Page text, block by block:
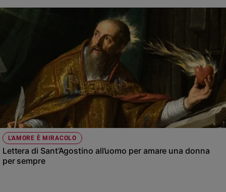
L'AMORE È MIRACOLO
Lettera di Sant’Agostino all’uomo per amare una donna
per sempre